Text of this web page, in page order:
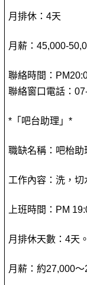
月排休：4天
月薪：45,000-
聯絡時間：
聯絡窗口電話：
*「吧台助理」*
職缺名稱：吧枱助
工作內容：洗，切
上班時間：PM
月排休天數：4天
月薪：約27,000